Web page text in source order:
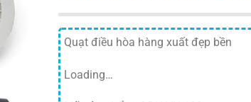
Quạt điều hòa hàng xuất đẹp bền
Loading…